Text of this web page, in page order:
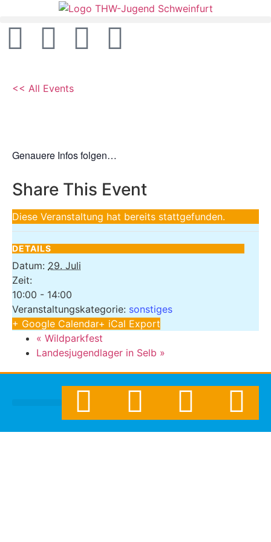
<< All Events
Genauere Infos folgen…
Share This Event
Diese Veranstaltung hat bereits stattgefunden.
DETAILS
Datum: 29. Juli
Zeit:
10:00 - 14:00
Veranstaltungskategorie: sonstiges
+ Google Calendar+ iCal Export
« Wildparkfest
Landesjugendlager in Selb »